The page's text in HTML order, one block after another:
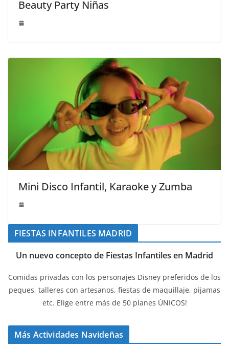
Beauty Party Niñas
Mini Disco Infantil, Karaoke y Zumba
FIESTAS INFANTILES MADRID
Un nuevo concepto de Fiestas Infantiles en Madrid
Comidas privadas con los personajes Disney preferidos de los
peques, talleres con artesanos, fiestas de maquillaje, pijamas
etc. Elige entre más de 50 planes ÚNICOS!
Más Actividades Navideñas